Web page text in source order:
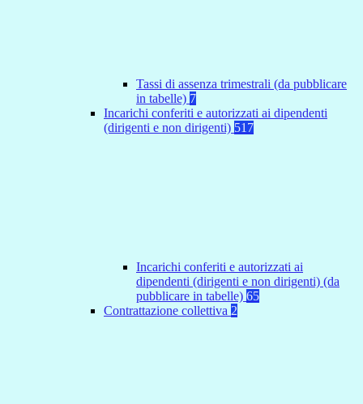
Tassi di assenza trimestrali (da pubblicare
in tabelle) 7
Incarichi conferiti e autorizzati ai dipendenti
(dirigenti e non dirigenti) 517
Incarichi conferiti e autorizzati ai
dipendenti (dirigenti e non dirigenti) (da
pubblicare in tabelle) 65
Contrattazione collettiva 2